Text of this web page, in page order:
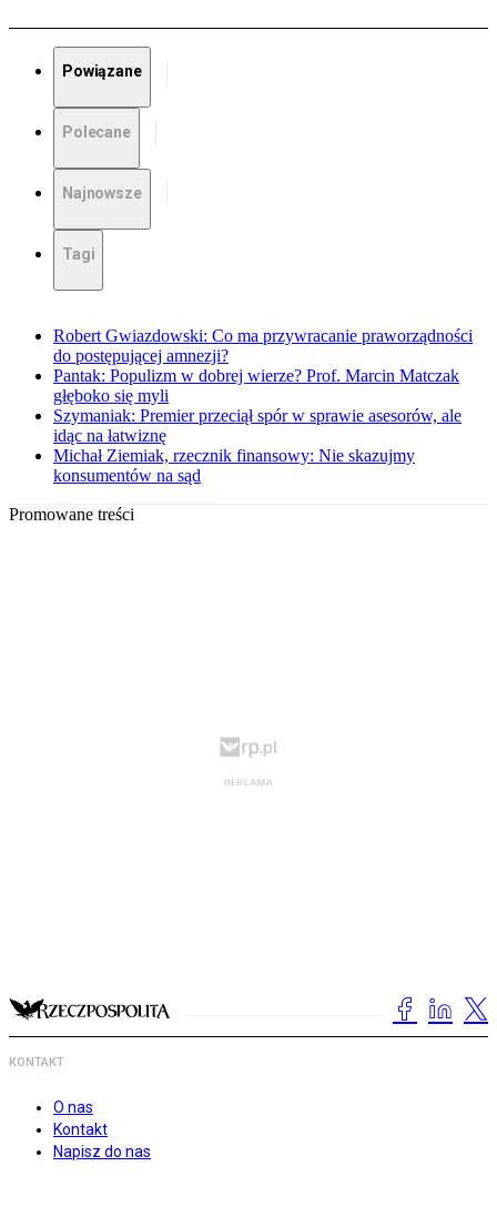
Powiązane
Polecane
Najnowsze
Tagi
Robert Gwiazdowski: Co ma przywracanie praworządności
do postępującej amnezji?
Pantak: Populizm w dobrej wierze? Prof. Marcin Matczak
głęboko się myli
Szymaniak: Premier przeciął spór w sprawie asesorów, ale
idąc na łatwiznę
Michał Ziemiak, rzecznik finansowy: Nie skazujmy
konsumentów na sąd
Promowane treści
KONTAKT
O nas
Kontakt
Napisz do nas